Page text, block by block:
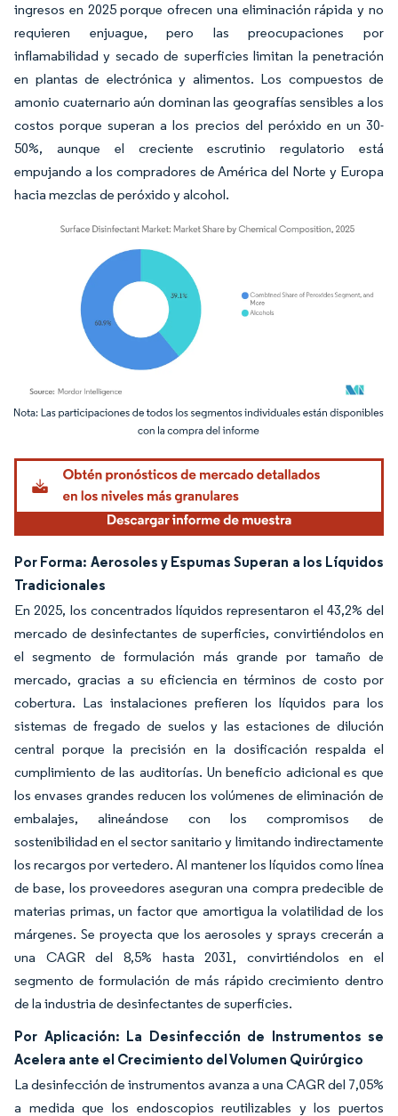
ingresos en 2025 porque ofrecen una eliminación rápida y no
requieren enjuague, pero las preocupaciones por
inflamabilidad y secado de superficies limitan la penetración
en plantas de electrónica y alimentos. Los compuestos de
amonio cuaternario aún dominan las geografías sensibles a los
costos porque superan a los precios del peróxido en un 30-
50%, aunque el creciente escrutinio regulatorio está
empujando a los compradores de América del Norte y Europa
hacia mezclas de peróxido y alcohol.
Imagen © Mordor Intelligence. El uso requiere atribución según CC BY 4.0.
Por Forma: Aerosoles y Espumas Superan a los Líquidos
Tradicionales
En 2025, los concentrados líquidos representaron el 43,2% del
mercado de desinfectantes de superficies, convirtiéndolos en
el segmento de formulación más grande por tamaño de
mercado, gracias a su eficiencia en términos de costo por
cobertura. Las instalaciones prefieren los líquidos para los
sistemas de fregado de suelos y las estaciones de dilución
central porque la precisión en la dosificación respalda el
cumplimiento de las auditorías. Un beneficio adicional es que
los envases grandes reducen los volúmenes de eliminación de
embalajes, alineándose con los compromisos de
sostenibilidad en el sector sanitario y limitando indirectamente
los recargos por vertedero. Al mantener los líquidos como línea
de base, los proveedores aseguran una compra predecible de
materias primas, un factor que amortigua la volatilidad de los
márgenes. Se proyecta que los aerosoles y sprays crecerán a
una CAGR del 8,5% hasta 2031, convirtiéndolos en el
segmento de formulación de más rápido crecimiento dentro
de la industria de desinfectantes de superficies.
Por Aplicación: La Desinfección de Instrumentos se
Acelera ante el Crecimiento del Volumen Quirúrgico
La desinfección de instrumentos avanza a una CAGR del 7,05%
a medida que los endoscopios reutilizables y los puertos